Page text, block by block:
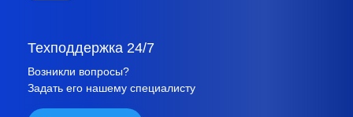
Техподдержка 24/7
Возникли вопросы?
Задать его нашему специалисту